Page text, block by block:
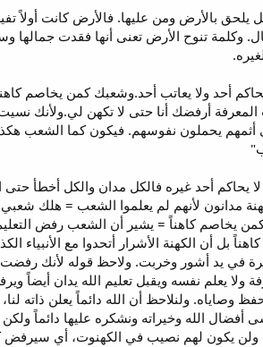
يلحق بالأرض ومن عليها. فالأرض كانت أولاً
وكلمة تنوح الأرض تعنى أنها فقدت
"ولكن لا يحاكم أحد ولا يعاتب أحد.وشعبك كمن
أرفضك أنا حتى لا تكهن لي.ولأنك
يحملون نفوسهم. فيكون كما الشعب هكذا
مدانون لأنهم لم يعلموا الشعب = هلك
يخاصم كاهناً = يشير أن الشعب رفض التعليم
بل أن الكهنة الأشرار أتحدوا مع الأنبياء
يد أشور وخربت. ولاحظ قوله لأنك رفضت
ولا يعلم نفسه ويقبل تعليم الله يدان
نحفظ وصاياه. ولنلاحظ أن الله دائماً يعلن ذاته
لا ننسى أفضال الله وخيراته ونشكره عليها
يكون لهم نصيب في الكهنوت، أي سيرفض